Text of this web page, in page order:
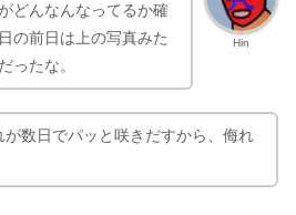
Hin
どんなんなってるか確
の前日は上の写真みた
ったな。
が数日でパッと咲きだすから、侮れ